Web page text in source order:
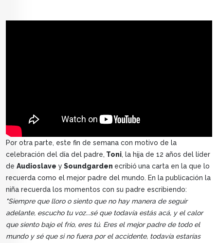
Por otra parte, este fin de semana con motivo de la
celebración del día del padre, Toni, la hija de 12 años del líder
de Audioslave y Soundgarden ecribió una carta en la que lo
recuerda como el mejor padre del mundo. En la publicación la
niña recuerda los momentos con su padre escribiendo:
"Siempre que lloro o siento que no hay manera de seguir
adelante, escucho tu voz...sé que todavía estás acá, y el calor
que siento bajo el frío, eres tú. Eres el mejor padre de todo el
mundo y sé que si no fuera por el accidente, todavía estarías